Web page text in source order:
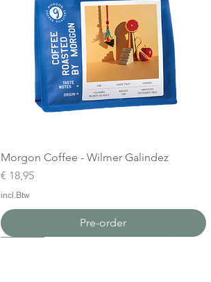
Morgon Coffee - Wilmer Galindez
Prijs
€ 18,95
incl.Btw
Pre-order